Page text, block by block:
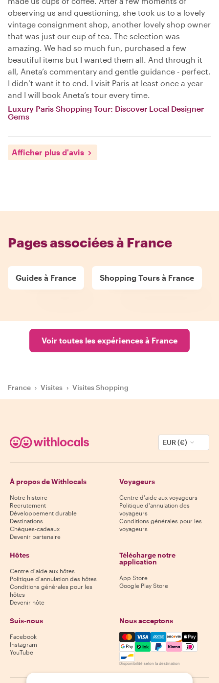
observing us and questioning, she took us to a lovely
vintage consignment shop, another lovely shop owner
that was just our cup of tea. The selection was
amazing. We had so much fun, purchased a few
beautiful items but I wanted them all. And through it
all, Aneta’s commentary and gentle guidance - perfect.
I didn’t want it to end. I visit Paris at least once a year
and I will book Aneta’s tour every time.
Luxury Paris Shopping Tour: Discover Local Designer
Gems
Afficher plus d'avis
Pages associées à France
Guides à France Shopping Tours à France
Voir toutes les expériences à France
France › Visites › Visites Shopping
EUR (€)
À propos de Withlocals
Notre histoire
Recrutement
Développement durable
Destinations
Chèques-cadeaux
Devenir partenaire
Voyageurs
Centre d'aide aux voyageurs
Politique d'annulation des
voyageurs
Conditions générales pour les
voyageurs
Hôtes
Centre d'aide aux hôtes
Politique d'annulation des hôtes
Conditions générales pour les
hôtes
Devenir hôte
Télécharge notre
application
App Store
Google Play Store
Suis-nous
Facebook
Instagram
YouTube
Nous acceptons
Mastercard, Visa, Amex,
Disponibilité selon la destination